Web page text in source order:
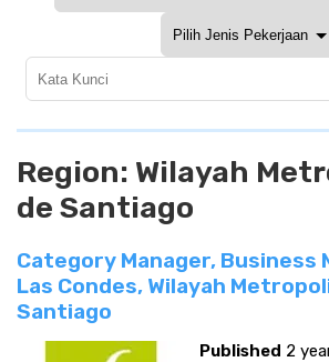
Region: Wilayah
de Santiago
Category Manager, Business
Las Condes, Wilayah
Santiago
Published 2